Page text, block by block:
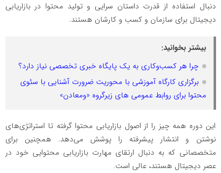
دنبال استفاده از قدرت داستان سرایی و تولید محتوا در بازاریابی
دیجیتال برای سازمان و کسب و کارشان هستند.
بیشتر بخوانید:
چرا هر کسب‌وکاری به یک پایگاه خبری تخصصی نیاز دارد؟
برگزاری کارگاه آموزشی با محوریت ضرورت آشنایی با سئوی
محتوا برای روابط عمومی های زیرگروه «ومعادن»
این دوره همه چیز را از اصول بازاریابی محتوا گرفته تا استراتژی‌‌های
نوشتن و انتشار پیشرفته را پوشش می‌دهد. همچنین برای
متخصصانی که به دنبال ارتقای مهارت بازاریابی محتوایی خود در
عصر دیجیتال هستند، عالی است.